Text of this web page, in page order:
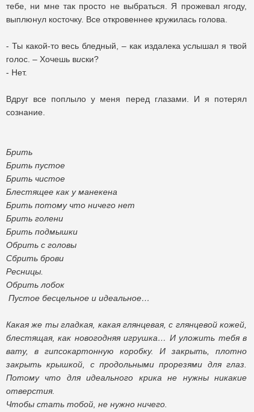
тебе, ни мне так просто не выбраться. Я прожевал ягоду,
выплюнул косточку. Все откровеннее кружилась голова.
- Ты какой-то весь бледный, – как издалека услышал я твой
голос. – Хочешь виски?
- Нет.
Вдруг все поплыло у меня перед глазами. И я потерял
сознание.
Брить
Брить пустое
Брить чистое
Блестящее как у манекена
Брить потому что ничего нет
Брить голени
Брить подмышки
Обрить с головы
Сбрить брови
Ресницы.
Обрить лобок
Пустое бесцельное и идеальное…
Какая же ты гладкая, какая глянцевая, с глянцевой кожей,
блестящая, как новогодняя игрушка… И уложить тебя в
вату, в гипсокартонную коробку. И закрыть, плотно
закрыть крышкой, с продольными прорезями для глаз.
Потому что для идеального крика не нужны никакие
отверстия.
Чтобы стать тобой, не нужно ничего.